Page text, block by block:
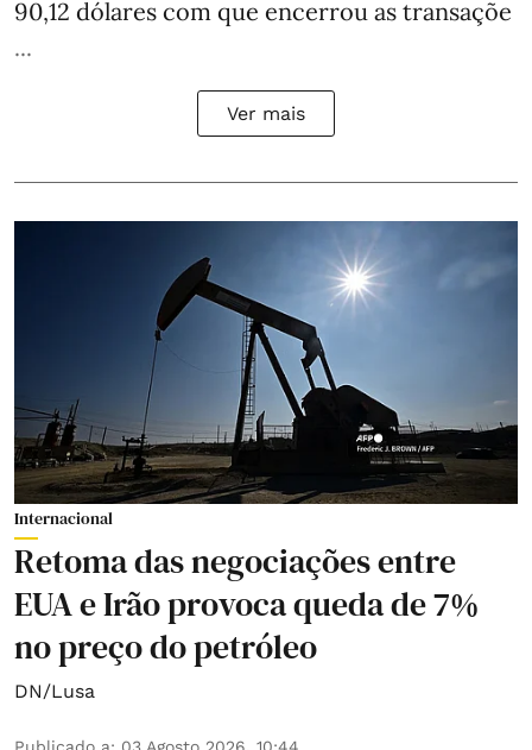
90,12 dólares com que encerrou as transaçõe
...
Ver mais
Internacional
Retoma das negociações entre
EUA e Irão provoca queda de 7%
no preço do petróleo
DN/Lusa